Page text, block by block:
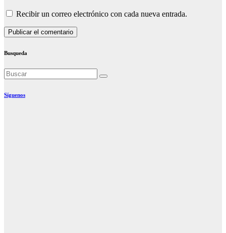
Recibir un correo electrónico con cada nueva entrada.
Busqueda
Síguenos